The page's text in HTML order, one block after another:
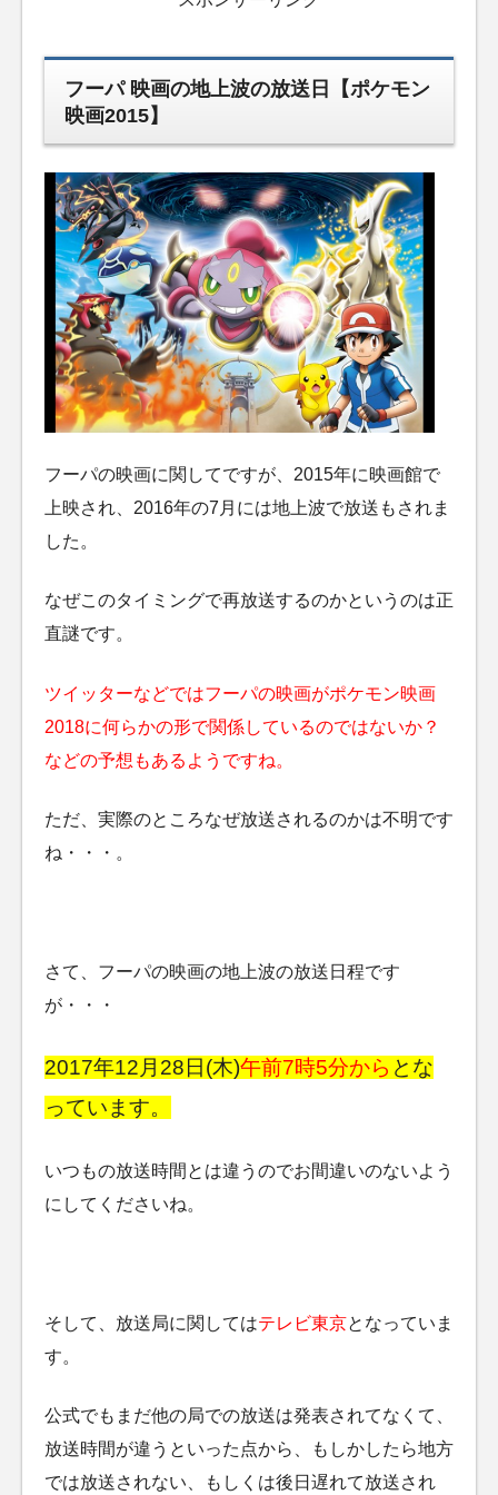
フーパ 映画の地上波の放送日【ポケモン
映画2015】
フーパの映画に関してですが、2015年に映画館で
上映され、2016年の7月には地上波で放送もされま
した。
なぜこのタイミングで再放送するのかというのは正
直謎です。
ツイッターなどではフーパの映画がポケモン映画
2018に何らかの形で関係しているのではないか？
などの予想もあるようですね。
ただ、実際のところなぜ放送されるのかは不明です
ね・・・。
さて、フーパの映画の地上波の放送日程です
が・・・
2017年12月28日(木)午前7時5分から とな
っています。
いつもの放送時間とは違うのでお間違いのないよう
にしてくださいね。
そして、放送局に関してはテレビ東京となっていま
す。
公式でもまだ他の局での放送は発表されてなくて、
放送時間が違うといった点から、もしかしたら地方
では放送されない、もしくは後日遅れて放送され